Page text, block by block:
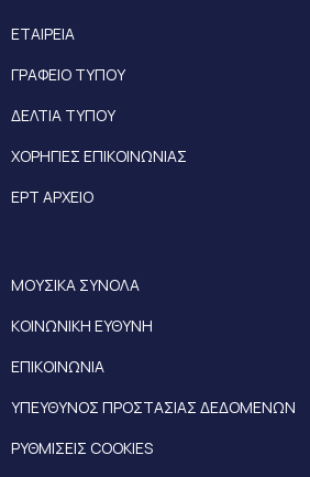
ΕΤΑΙΡΕΙΑ
ΓΡΑΦΕΙΟ ΤΥΠΟΥ
ΔΕΛΤΙΑ ΤΥΠΟΥ
ΧΟΡΗΓΙΕΣ ΕΠΙΚΟΙΝΩΝΙΑΣ
ΕΡΤ ΑΡΧΕΙΟ
ΜΟΥΣΙΚΑ ΣΥΝΟΛΑ
ΚΟΙΝΩΝΙΚΗ ΕΥΘΥΝΗ
ΕΠΙΚΟΙΝΩΝΙΑ
ΥΠΕΥΘΥΝΟΣ ΠΡΟΣΤΑΣΙΑΣ ΔΕΔΟΜΕΝΩΝ
ΡΥΘΜΙΣΕΙΣ COOKIES